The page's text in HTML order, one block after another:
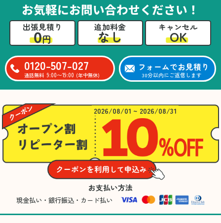
いても教えていただき、
今後の片付けにも役立つ
知識が増えました。また
何かあれば、ぜひお願い
心のこもったサービスを
ありがとうございまし
た。
お気軽にお問い合わせください！
出張見積り
0円
追加料金
なし
キャンセル
OK
0120-507-027
通話無料 9:00〜19:00 (年中無休)
フォームでお見積り
30分以内にご返信します
2026/08/01 ~ 2026/08/31
お支払い方法
現金払い・銀行振込・カード払い